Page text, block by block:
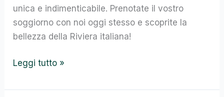
unica e indimenticabile. Prenotate il vostro
soggiorno con noi oggi stesso e scoprite la
bellezza della Riviera italiana!
Leggi tutto »